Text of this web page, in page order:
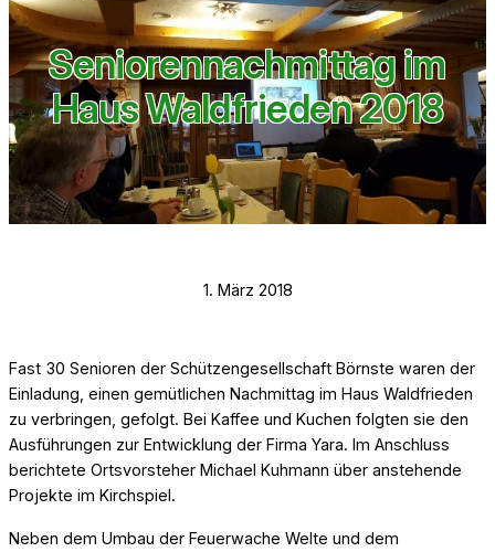
Seniorennachmittag im
Haus Waldfrieden 2018
1. März 2018
Fast 30 Senioren der Schützengesellschaft Börnste waren der
Einladung, einen gemütlichen Nachmittag im Haus Waldfrieden
zu verbringen, gefolgt. Bei Kaffee und Kuchen folgten sie den
Ausführungen zur Entwicklung der Firma Yara. Im Anschluss
berichtete Ortsvorsteher Michael Kuhmann über anstehende
Projekte im Kirchspiel.
Neben dem Umbau der Feuerwache Welte und dem